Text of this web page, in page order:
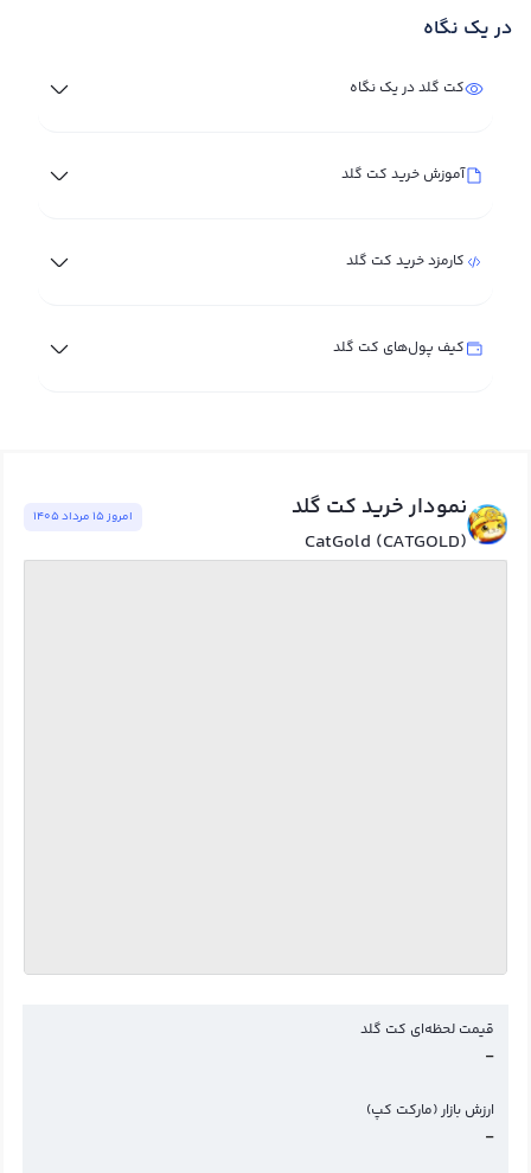
در یک نگاه
کت گلد در یک نگاه
آموزش خرید کت گلد
کارمزد خرید کت گلد
کیف پول‌های کت گلد
نمودار خرید کت گلد
CatGold (CATGOLD)
امروز ١٥ مرداد ١٤٠٥
قیمت لحظه‌ای کت گلد
-
ارزش بازار (مارکت کپ)
-